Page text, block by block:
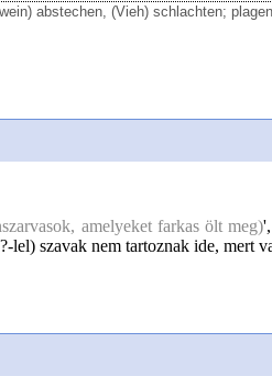
abstechen, (Vieh) schlachten; plagen
amelyeket farkas ölt meg)
?-lel) szavak nem tartoznak ide, mert